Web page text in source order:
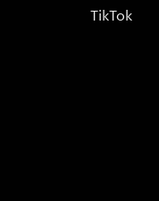
TikTok